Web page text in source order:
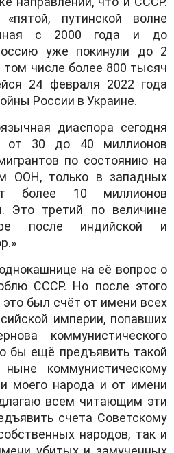
путинской волне
с 2000 года и до
уже покинули до 2
том числе более 800 тысяч
24 февраля 2022 года
России в Украине.
диаспора сегодня
от 30 до 40 миллионов
по состоянию на
ООН, только в западных
более 10 миллионов
Это третий по величине
после индийской и
на её вопрос о
СССР. Но после этого
был счёт от имени всех
империи, попавших
коммунистического
бы ещё предъявить такой
коммунистическому
моего народа и от имени
всем читающим эти
счета Советскому
народов, так и